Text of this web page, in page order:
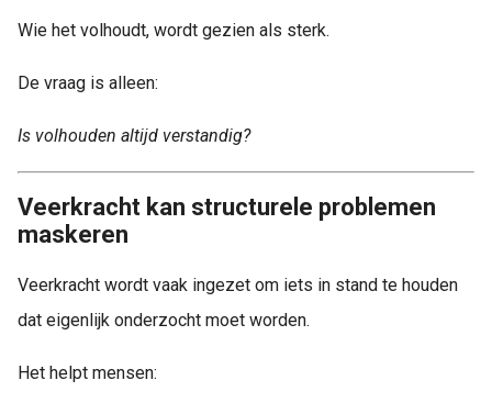
Wie het volhoudt, wordt gezien als sterk.
De vraag is alleen:
Is volhouden altijd verstandig?
Veerkracht kan structurele problemen
maskeren
Veerkracht wordt vaak ingezet om iets in stand te houden
dat eigenlijk onderzocht moet worden.
Het helpt mensen: